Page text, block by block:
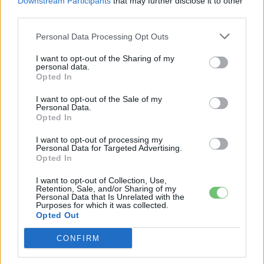
Personal Data Processing Opt Outs
I want to opt-out of the Sharing of my
personal data.
Opted In
I want to opt-out of the Sale of my
Personal Data.
Opted In
I want to opt-out of processing my
Personal Data for Targeted Advertising.
Opted In
I want to opt-out of Collection, Use,
Retention, Sale, and/or Sharing of my
Personal Data that Is Unrelated with the
Purposes for which it was collected.
Opted Out
CONFIRM